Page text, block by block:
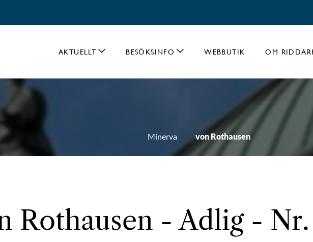
AKTUELLT BESÖKSINFO WEBBUTIK OM
Minerva von Rothausen
Rothausen - Adlig - Nr.